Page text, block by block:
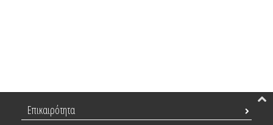
Επικαιρότητα